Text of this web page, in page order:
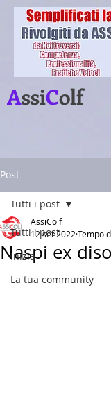
AssiColf
Post
Tutti i post
Inizia
La tua community
Tutti i post
Naspi ex
AssiColf
12 set 2022 Tempo